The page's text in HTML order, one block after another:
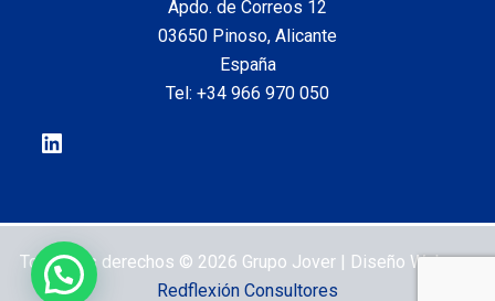
Apdo. de Correos 12
03650 Pinoso, Alicante
España
Tel: +34 966 970 050
Todos los derechos © 2026 Grupo Jover | Diseño Web por
Redflexión Consultores